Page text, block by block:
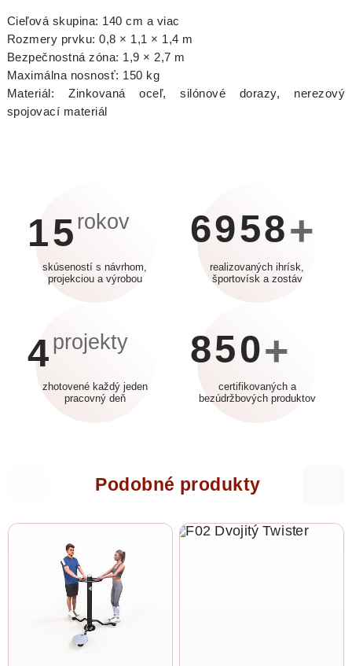
Cieľová skupina: 140 cm a viac
Rozmery prvku: 0,8 × 1,1 × 1,4 m
Bezpečnostná zóna: 1,9 × 2,7 m
Maximálna nosnosť: 150 kg
Materiál: Zinkovaná oceľ, silónové dorazy, nerezový
spojovací materiál
15 rokov
skúseností s návrhom,
projekciou a výrobou
6958+
realizovaných ihrísk,
športovísk a zostáv
4 projekty
zhotovené každý jeden
pracovný deň
850+
certifikovaných a
bezúdržbových produktov
Podobné produkty